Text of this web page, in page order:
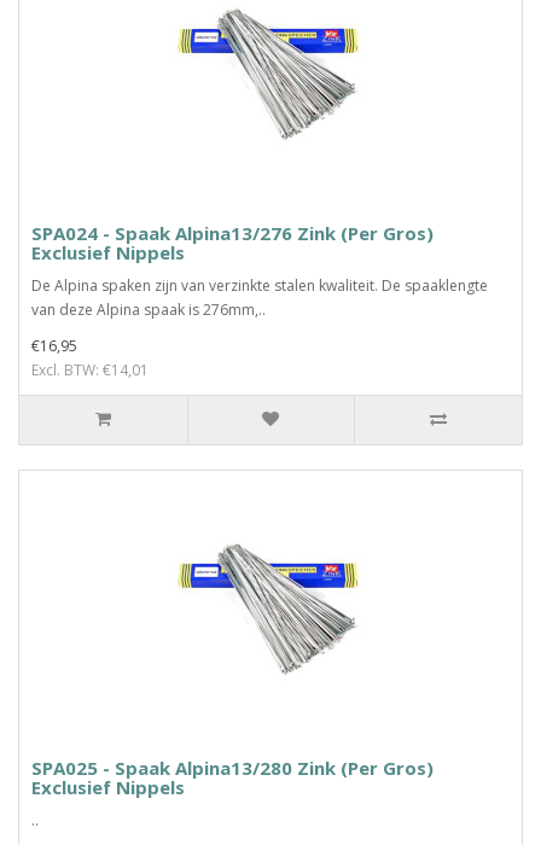
SPA024 - Spaak Alpina13/276 Zink (Per Gros)
Exclusief Nippels
De Alpina spaken zijn van verzinkte stalen kwaliteit. De spaaklengte
van deze Alpina spaak is 276mm,..
€16,95
Excl. BTW: €14,01
SPA025 - Spaak Alpina13/280 Zink (Per Gros)
Exclusief Nippels
..